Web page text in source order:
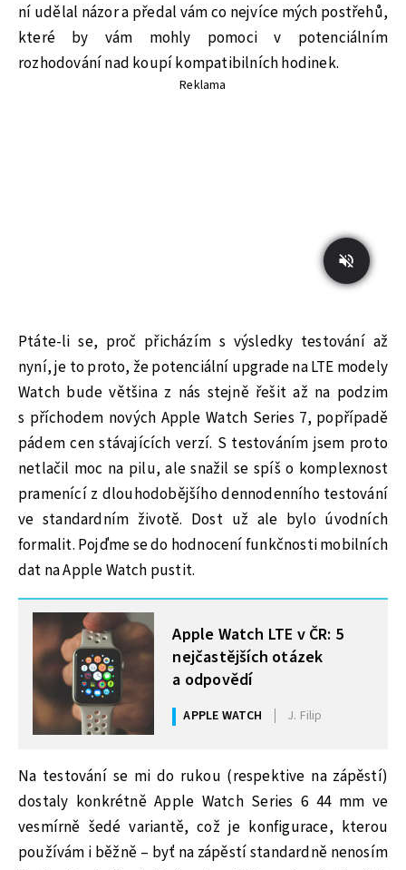
ní udělal názor a předal vám co nejvíce mých postřehů,
které by vám mohly pomoci v potenciálním
rozhodování nad koupí kompatibilních hodinek.
Reklama
Ptáte-li se, proč přicházím s výsledky testování až
nyní, je to proto, že potenciální upgrade na LTE modely
Watch bude většina z nás stejně řešit až na podzim
s příchodem nových Apple Watch Series 7, popřípadě
pádem cen stávajících verzí. S testováním jsem proto
netlačil moc na pilu, ale snažil se spíš o komplexnost
pramenící z dlouhodobějšího dennodenního testování
ve standardním životě. Dost už ale bylo úvodních
formalit. Pojďme se do hodnocení funkčnosti mobilních
dat na Apple Watch pustit.
MOHLO BY VÁS ZAJÍMAT
Apple Watch LTE v ČR: 5
nejčastějších otázek
a odpovědí
APPLE WATCH J. Filip
Na testování se mi do rukou (respektive na zápěstí)
dostaly konkrétně Apple Watch Series 6 44 mm ve
vesmírně šedé variantě, což je konfigurace, kterou
používám i běžně – byť na zápěstí standardně nenosím